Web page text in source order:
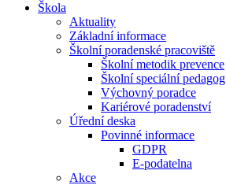
Škola
Aktuality
Základní informace
Školní poradenské pracoviště
Školní metodik prevence
Školní speciální pedagog
Výchovný poradce
Kariérové poradenství
Úřední deska
Povinné informace
GDPR
E-podatelna
Akce